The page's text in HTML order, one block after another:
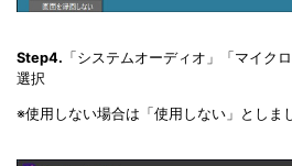
Step4. 「システムオーディオ」「マイク
選択
※使用しない場合は「使用しない」としま